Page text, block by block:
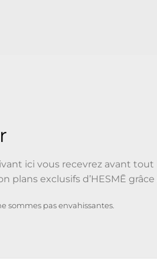
ici vous recevrez avant
plans exclusifs d’HESMĒ
sommes pas envahissantes.